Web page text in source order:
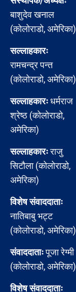
बाशुदेव खनाल
(कोलोराडो, अमेरिका)
सल्लाहकारः
रामचन्द्र पन्त
(कोलोराडो, अमेरिका)
सल्लाहकारःधर्मराज
श्रेष्ठ (कोलोराडो,
अमेरिका)
सल्लाहकारःराजु
सिटौला (कोलोराडो,
अमेरिका)
विशेष संवाददाताः
नातिबाबु भट्ट
(कोलोराडो, अमेरिका)
संवाददाताःपूजा रेग्मी
(कोलोराडो, अमेरिका)
विशेष संवाददाताः